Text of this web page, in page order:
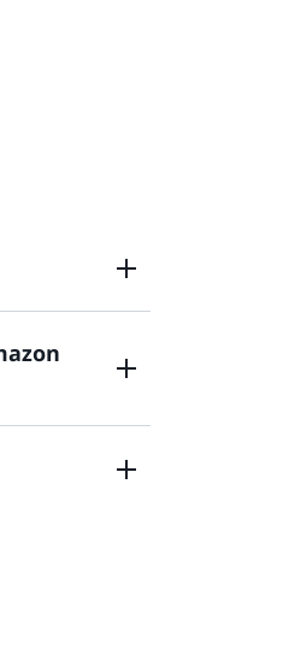
พลิเคชัน
รที่มีการ
ใช้บริการที่มี